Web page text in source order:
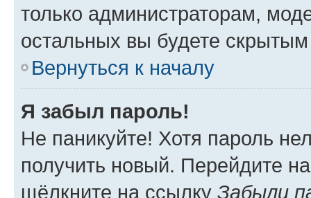
только администраторам,
остальных вы будете
Вернуться к началу
Я забыл пароль!
Не паникуйте! Хотя пароль
получить новый. Перейдите
щёлкните на ссылку Забыли